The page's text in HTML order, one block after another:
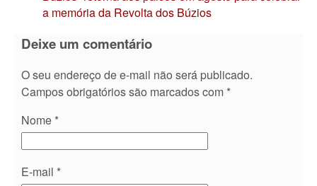
a memória da Revolta dos Búzios
Deixe um comentário
O seu endereço de e-mail não será publicado.
Campos obrigatórios são marcados com *
Nome *
E-mail *